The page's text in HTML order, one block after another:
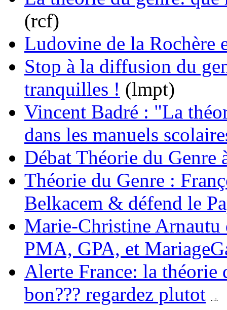
(rcf)
Ludovine de la Rochère
Stop à la diffusion du
tranquilles ! (lmpt)
Vincent Badré : "La
dans les manuels
Débat Théorie du
Théorie du Genre :
Belkacem & défend le
Marie-Christine Arnautu
PMA, GPA, et
Alerte France: la théorie
bon??? regardez plutot